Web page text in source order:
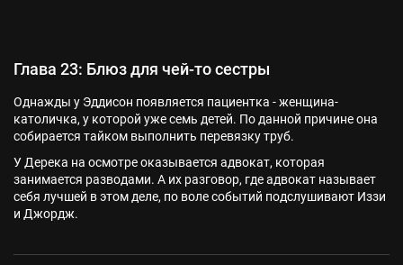
Глава 23: Блюз для чей-то сестры
Однажды у Эддисон появляется пациентка - женщина-
католичка, у которой уже семь детей. По данной причине она
собирается тайком выполнить перевязку труб.
У Дерека на осмотре оказывается адвокат, которая
занимается разводами. А их разговор, где адвокат называет
себя лучшей в этом деле, по воле событий подслушивают Иззи
и Джордж.